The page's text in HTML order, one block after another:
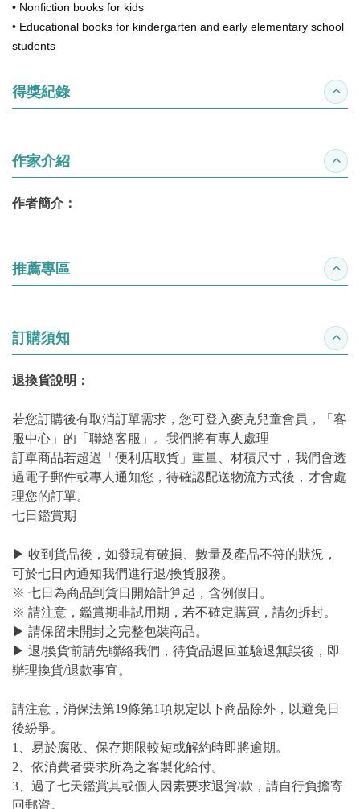
• Nonfiction books for kids
• Educational books for kindergarten and early elementary school
students
得獎紀錄 收合
作家介紹 收合
作者簡介：
推薦專區 收合
訂購須知 收合
退換貨說明：
若您訂購後有取消訂單需求，您可登入麥克兒童會員，「客
服中心」的「聯絡客服」。我們將有專人處理
訂單商品若超過「便利店取貨」重量、材積尺寸，我們會透
過電子郵件或專人通知您，待確認配送物流方式後，才會處
理您的訂單。
七日鑑賞期
▶ 收到貨品後，如發現有破損、數量及產品不符的狀況，
可於七日內通知我們進行退/換貨服務。
※ 七日為商品到貨日開始計算起，含例假日。
※ 請注意，鑑賞期非試用期，若不確定購買，請勿拆封。
▶ 請保留未開封之完整包裝商品。
▶ 退/換貨前請先聯絡我們，待貨品退回並驗退無誤後，即
辦理換貨/退款事宜。
請注意，消保法第19條第1項規定以下商品除外，以避免日
後紛爭。
1、易於腐敗、保存期限較短或解約時即將逾期。
2、依消費者要求所為之客製化給付。
3、過了七天鑑賞其或個人因素要求退貨/款，請自行負擔寄
回郵資。